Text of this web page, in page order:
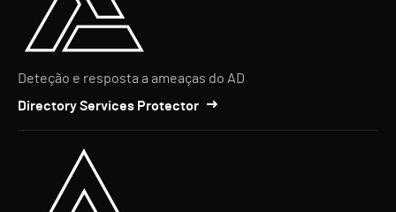
Deteção e resposta a ameaças do AD
Directory Services Protector